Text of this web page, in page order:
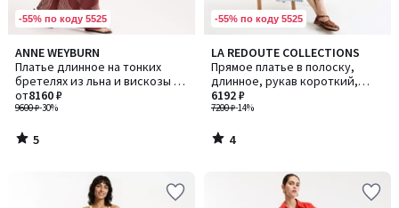
-55% по коду 5525
ANNE WEYBURN
Платье длинное на тонких
бретелях из льна и вискозы с
набивным рисунком
9600 ₽-30%
от8160 ₽
5
/
5
5
/
-55% по коду 5525
LA REDOUTE COLLECTIONS
Прямое платье в полоску,
длинное, рукав короткий,
HELOÏSE / ЭЛОИЗ
7200 ₽-14%
6192 ₽
4
/
5
4
/